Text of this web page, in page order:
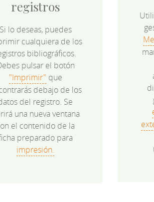
registros
Si lo deseas, puedes
cualquiera de los
bibliográficos.
pulsar el botón
"Imprimir" que
debajo de los
del registro. Se
una nueva ventana
el contenido de la
preparado para
impresión.